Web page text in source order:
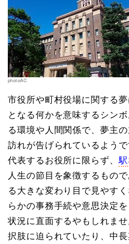
photoAC
市役所や町村役場に関する
となる何かを意味するシン
る環境や人間関係で、夢主
訪れが告げられているよう
代表するお役所に限らず、駅
人生の節目を象徴するもの
る大きな変わり目で見やす
らかの事務手続や意思決定
状況に直面するやもしれま
択肢に迫られていたり、中